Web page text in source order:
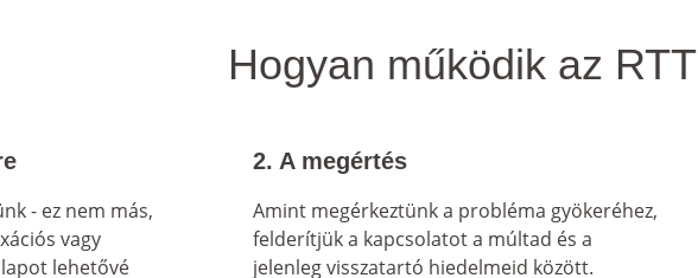
Hogyan működik az RTT
2. A megértés
Amint megérkeztünk a probléma gyökeréhez,
felderítjük a kapcsolatot a múltad és a
jelenleg visszatartó hiedelmeid között.
- ez nem más,
vagy
lehetővé